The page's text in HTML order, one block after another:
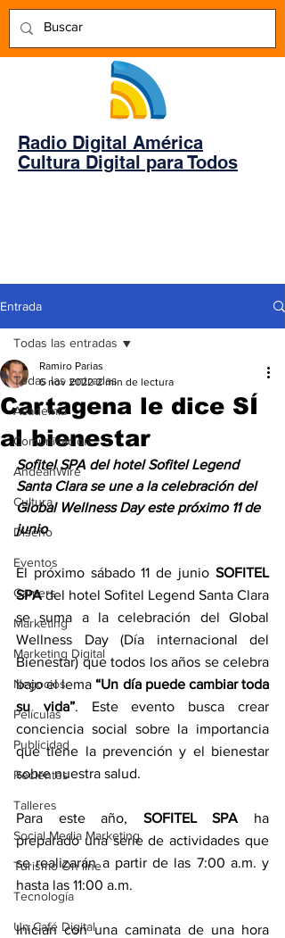
Radio Digital América
Cultura Digital para Todos
Entrada
Todas las entradas
Academia
Comunicación
AndeanWire
Cultura
Diseño
Eventos
Gamers
Marketing
Marketing Digital
Negocios
Películas
Publicidad
Recientes
Talleres
Social Media Marketing
Turismo On line
Tecnología
Un Café Digital
Todas las entradas
Cartagena le dice SÍ
al bienestar
Ramiro Parias
6 nov 2022 2 min de lectura
Sofitel SPA del hotel Sofitel Legend
Santa Clara se une a la celebración del
Global Wellness Day este próximo 11 de
junio
El próximo sábado 11 de junio SOFITEL
SPA del hotel Sofitel Legend Santa Clara
se suma a la celebración del Global
Wellness Day (Día internacional del
Bienestar) que todos los años se celebra
bajo el lema “Un día puede cambiar toda
su vida”. Este evento busca crear
conciencia social sobre la importancia
que tiene la prevención y el bienestar
sobre nuestra salud.
Para este año, SOFITEL SPA ha
preparado una serie de actividades que
se realizarán a partir de las 7:00 a.m. y
hasta las 11:00 a.m.
Inician con una caminata de una hora